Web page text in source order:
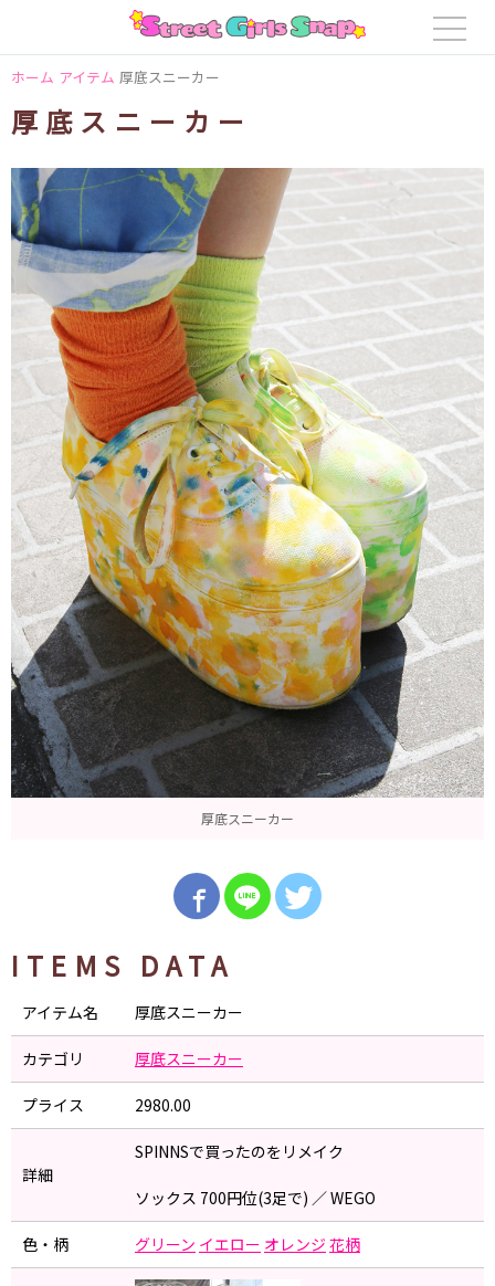
ホーム アイテム 厚底スニーカー
厚底スニーカー
厚底スニーカー
ITEMS DATA
アイテム名 厚底スニーカー
カテゴリ 厚底スニーカー
プライス 2980.00
詳細
SPINNSで買ったのをリメイク
ソックス 700円位(3足で) ／ WEGO
色・柄 グリーン イエロー オレンジ 花柄